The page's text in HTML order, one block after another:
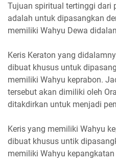
Tujuan spiritual tertinggi dari
adalah untuk dipasangkan
memiliki Wahyu Dewa
Keris Keraton yang
dibuat khusus untuk
memiliki Wahyu keprabon.
tersebut akan dimiliki oleh
ditakdirkan untuk menjadi
Keris yang memiliki Wahyu
dibuat khusus untik
memiliki Wahyu